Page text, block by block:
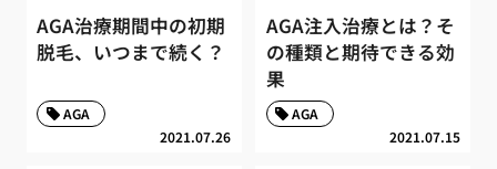
AGA治療期間中の初期
脱毛、いつまで続く？
2021.07.26
AGA
AGA注入治療とは？そ
の種類と期待できる効
果
2021.07.15
AGA